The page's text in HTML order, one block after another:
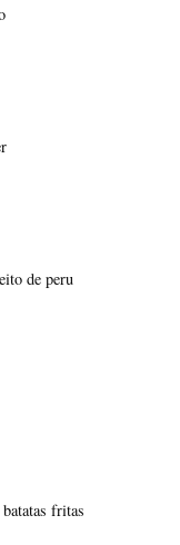
de peru
fritas